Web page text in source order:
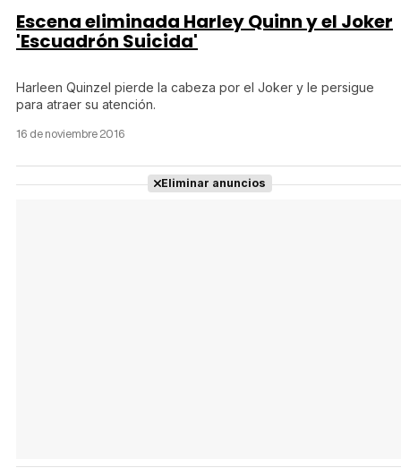
Escena eliminada Harley Quinn y el Joker
'Escuadrón Suicida'
Harleen Quinzel pierde la cabeza por el Joker y le persigue
para atraer su atención.
16 de noviembre 2016
Eliminar anuncios